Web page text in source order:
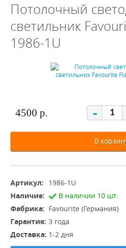
Потолочный
светильник
1986-1U
4500 р. -
В
Артикул:
1986-1U
Наличие:
В наличии 10 шт.
Фабрика: Favourite (Германия)
Гарантия: 3 года
Доставка: 1-2 дня